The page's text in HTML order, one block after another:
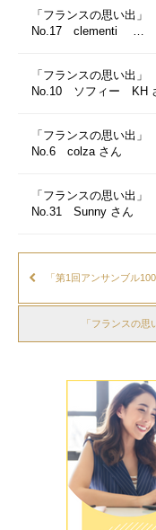
「フランスの思い出
No.17 clementi …
「フランスの思い出
No.10 ソフィー KH
「フランスの思い出
No.6 colza さん
「フランスの思い出
No.31 Sunny さん
「第1回アンサンブル
「フランスの